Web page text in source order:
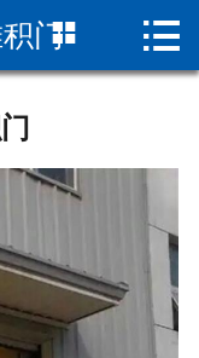
 网站首页
工业推拉折叠门
卷闸门
门 